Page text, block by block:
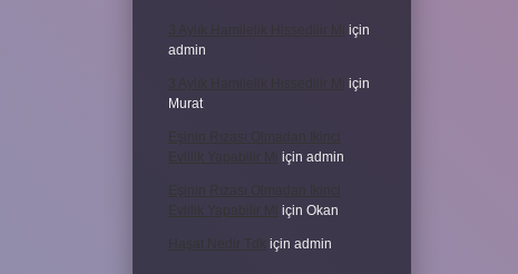
3 Aylık Hamilelik Hissedilir Mi
için
admin
3 Aylık Hamilelik Hissedilir Mi için
Murat
Eşinin Rızası Olmadan Ikinci
Evlilik Yapabilir Mi için admin
Eşinin Rızası Olmadan Ikinci
Evlilik Yapabilir Mi için Okan
Haşat Nedir Tdk için admin